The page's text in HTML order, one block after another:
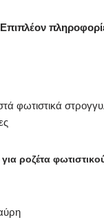
Επιπλέον
φωτιστικά
ροζέτα